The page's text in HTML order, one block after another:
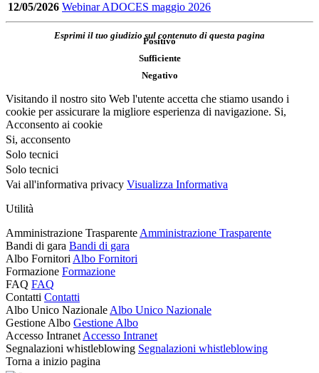
12/05/2026 Webinar ADOCES maggio 2026
Esprimi il tuo giudizio sul contenuto di questa pagina
Positivo
Sufficiente
Negativo
Visitando il nostro sito Web l'utente accetta che stiamo usando i
cookie per assicurare la migliore esperienza di navigazione. Si,
Acconsento ai cookie
Si, acconsento
Solo tecnici
Solo tecnici
Vai all'informativa privacy Visualizza Informativa
Utilità
Amministrazione Trasparente Amministrazione Trasparente
Bandi di gara Bandi di gara
Albo Fornitori Albo Fornitori
Formazione Formazione
FAQ FAQ
Contatti Contatti
Albo Unico Nazionale Albo Unico Nazionale
Gestione Albo Gestione Albo
Accesso Intranet Accesso Intranet
Segnalazioni whistleblowing Segnalazioni whistleblowing
Torna a inizio pagina